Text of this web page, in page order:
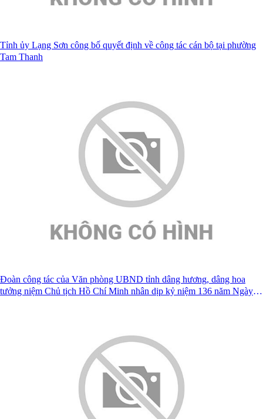
Tỉnh ủy Lạng Sơn công bố quyết định về công tác cán bộ tại phường
Tam Thanh
Đoàn công tác của Văn phòng UBND tỉnh dâng hương, dâng hoa
tưởng niệm Chủ tịch Hồ Chí Minh nhân dịp kỷ niệm 136 năm Ngày